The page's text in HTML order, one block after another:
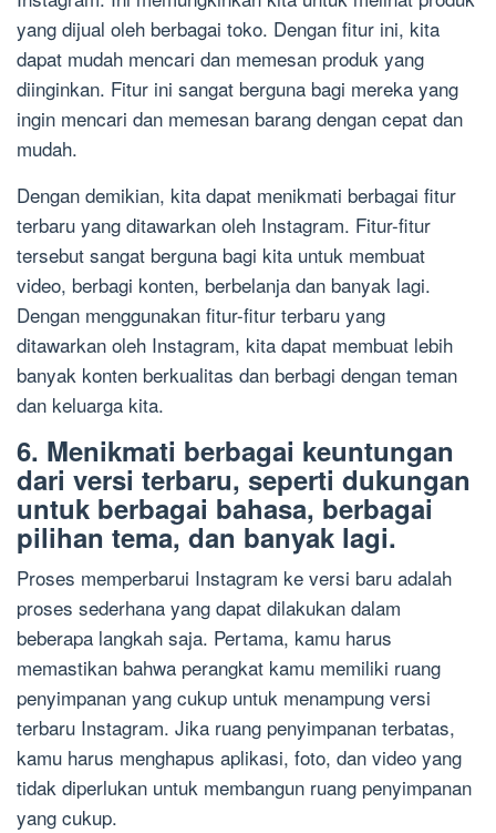
yang dijual oleh berbagai toko. Dengan fitur ini, kita
dapat mudah mencari dan memesan produk yang
diinginkan. Fitur ini sangat berguna bagi mereka yang
ingin mencari dan memesan barang dengan cepat dan
mudah.
Dengan demikian, kita dapat menikmati berbagai fitur
terbaru yang ditawarkan oleh Instagram. Fitur-fitur
tersebut sangat berguna bagi kita untuk membuat
video, berbagi konten, berbelanja dan banyak lagi.
Dengan menggunakan fitur-fitur terbaru yang
ditawarkan oleh Instagram, kita dapat membuat lebih
banyak konten berkualitas dan berbagi dengan teman
dan keluarga kita.
6. Menikmati berbagai keuntungan
dari versi terbaru, seperti dukungan
untuk berbagai bahasa, berbagai
pilihan tema, dan banyak lagi.
Proses memperbarui Instagram ke versi baru adalah
proses sederhana yang dapat dilakukan dalam
beberapa langkah saja. Pertama, kamu harus
memastikan bahwa perangkat kamu memiliki ruang
penyimpanan yang cukup untuk menampung versi
terbaru Instagram. Jika ruang penyimpanan terbatas,
kamu harus menghapus aplikasi, foto, dan video yang
tidak diperlukan untuk membangun ruang penyimpanan
yang cukup.